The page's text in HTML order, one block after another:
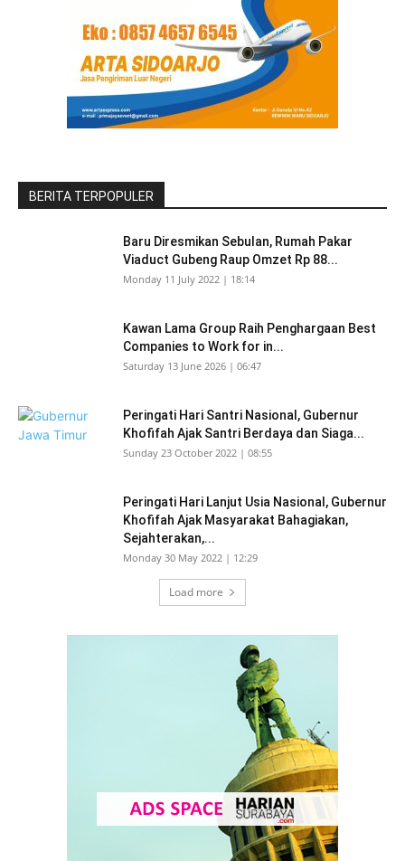
BERITA TERPOPULER
Baru Diresmikan Sebulan, Rumah Pakar
Viaduct Gubeng Raup Omzet Rp 88...
Monday 11 July 2022 | 18:14
Kawan Lama Group Raih Penghargaan Best
Companies to Work for in...
Saturday 13 June 2026 | 06:47
Peringati Hari Santri Nasional, Gubernur
Khofifah Ajak Santri Berdaya dan Siaga...
Sunday 23 October 2022 | 08:55
Peringati Hari Lanjut Usia Nasional, Gubernur
Khofifah Ajak Masyarakat Bahagiakan,
Sejahterakan,...
Monday 30 May 2022 | 12:29
Load more